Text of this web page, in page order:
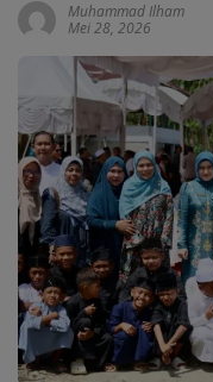
Muhammad Ilham
Mei 28, 2026